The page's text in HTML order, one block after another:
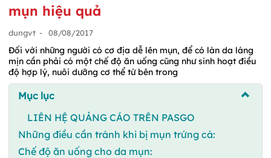
mụn hiệu quả
dungvt - 08/08/2017
Đối với những người có cơ địa dễ lên mụn, để có làn da láng
mịn cần phải có một chế độ ăn uống cũng như sinh hoạt điều
độ hợp lý, nuôi dưỡng cơ thể từ bên trong
Mục lục
LIÊN HỆ QUẢNG CÁO TRÊN PASGO
Những điều cần tránh khi bị mụn trứng cá:
Chế độ ăn uống cho da mụn: